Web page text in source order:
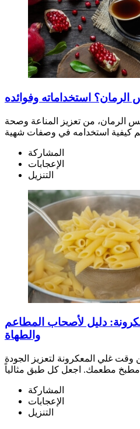
الرمان؟ استخداماته وفوائده
الرمان، من تعزيز المناعة وصحة
كيفية استخدامه في وصفات شهية
المشاركة
الإعجابات
التنزيل
دليل لأصحاب المطاعم
والطهاة
وقت غلي المعكرونة لتعزيز الجودة
المشاركة
الإعجابات
التنزيل